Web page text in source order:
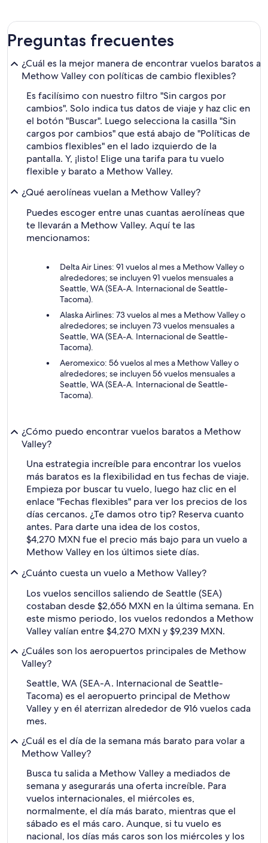
Preguntas frecuentes
¿Cuál es la mejor manera de encontrar vuelos baratos a
Methow Valley con políticas de cambio flexibles?
Es facilísimo con nuestro filtro "Sin cargos por
cambios". Solo indica tus datos de viaje y haz clic en
el botón "Buscar". Luego selecciona la casilla "Sin
cargos por cambios" que está abajo de "Políticas de
cambios flexibles" en el lado izquierdo de la
pantalla. Y, ¡listo! Elige una tarifa para tu vuelo
flexible y barato a Methow Valley.
¿Qué aerolíneas vuelan a Methow Valley?
Puedes escoger entre unas cuantas aerolíneas que
te llevarán a Methow Valley. Aquí te las
mencionamos:
Delta Air Lines: 91 vuelos al mes a Methow Valley o
alrededores; se incluyen 91 vuelos mensuales a
Seattle, WA (SEA-A. Internacional de Seattle-
Tacoma).
Alaska Airlines: 73 vuelos al mes a Methow Valley o
alrededores; se incluyen 73 vuelos mensuales a
Seattle, WA (SEA-A. Internacional de Seattle-
Tacoma).
Aeromexico: 56 vuelos al mes a Methow Valley o
alrededores; se incluyen 56 vuelos mensuales a
Seattle, WA (SEA-A. Internacional de Seattle-
Tacoma).
¿Cómo puedo encontrar vuelos baratos a Methow
Valley?
Una estrategia increíble para encontrar los vuelos
más baratos es la flexibilidad en tus fechas de viaje.
Empieza por buscar tu vuelo, luego haz clic en el
enlace "Fechas flexibles" para ver los precios de los
días cercanos. ¿Te damos otro tip? Reserva cuanto
antes. Para darte una idea de los costos,
$4,270 MXN fue el precio más bajo para un vuelo a
Methow Valley en los últimos siete días.
¿Cuánto cuesta un vuelo a Methow Valley?
Los vuelos sencillos saliendo de Seattle (SEA)
costaban desde $2,656 MXN en la última semana. En
este mismo periodo, los vuelos redondos a Methow
Valley valían entre $4,270 MXN y $9,239 MXN.
¿Cuáles son los aeropuertos principales de Methow
Valley?
Seattle, WA (SEA-A. Internacional de Seattle-
Tacoma) es el aeropuerto principal de Methow
Valley y en él aterrizan alrededor de 916 vuelos cada
mes.
¿Cuál es el día de la semana más barato para volar a
Methow Valley?
Busca tu salida a Methow Valley a mediados de
semana y asegurarás una oferta increíble. Para
vuelos internacionales, el miércoles es,
normalmente, el día más barato, mientras que el
sábado es el más caro. Aunque, si tu vuelo es
nacional, los días más caros son los miércoles y los